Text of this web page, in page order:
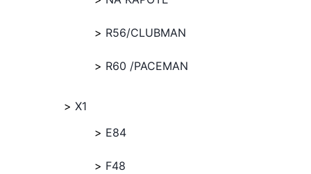
R56/CLUBMAN
R60 /PACEMAN
X1
E84
F48